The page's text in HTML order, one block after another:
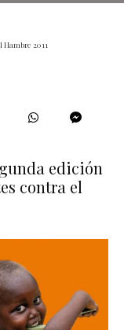
2011
edición
contra el